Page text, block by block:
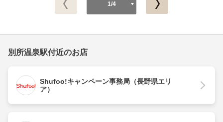
1/4
別所温泉駅付近のお店
Shufoo!キャンペーン事務局（長野県エリ
ア）